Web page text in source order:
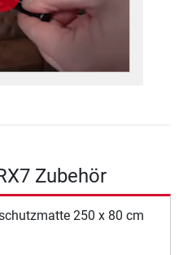
Zubehör
250 x 80 cm